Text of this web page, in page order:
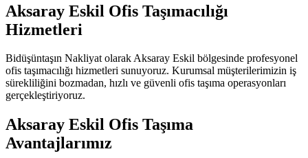
Aksaray Eskil Ofis Taşımacılığı
Hizmetleri
Bidüşüntaşın Nakliyat olarak Aksaray Eskil bölgesinde profesyonel
ofis taşımacılığı hizmetleri sunuyoruz. Kurumsal müşterilerimizin iş
sürekliliğini bozmadan, hızlı ve güvenli ofis taşıma operasyonları
gerçekleştiriyoruz.
Aksaray Eskil Ofis Taşıma
Avantajlarımız